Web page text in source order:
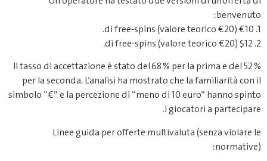
benvenuto:
1. €10 di free‑spins (valore teorico €20).
2. $12 di free‑spins (valore teorico €20).
Il tasso di accettazione è stato del 68 % per la prima e del 52 %
per la seconda. L’analisi ha mostrato che la familiarità con il
simbolo “€” e la percezione di “meno di 10 euro” hanno spinto
i giocatori a partecipare.
Linee guida per offerte multivaluta (senza violare le
normative):